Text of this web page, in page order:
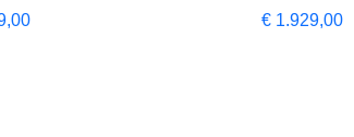
€ 1.929,00